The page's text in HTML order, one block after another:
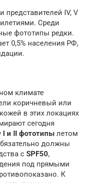
представителей IV, V
Среди
фототипы редки.
0,5% населения РФ,
климате
коричневый или
в этих локациях
сегодня
I и II фототипы летом
должны
с SPF50,
под прямыми
К